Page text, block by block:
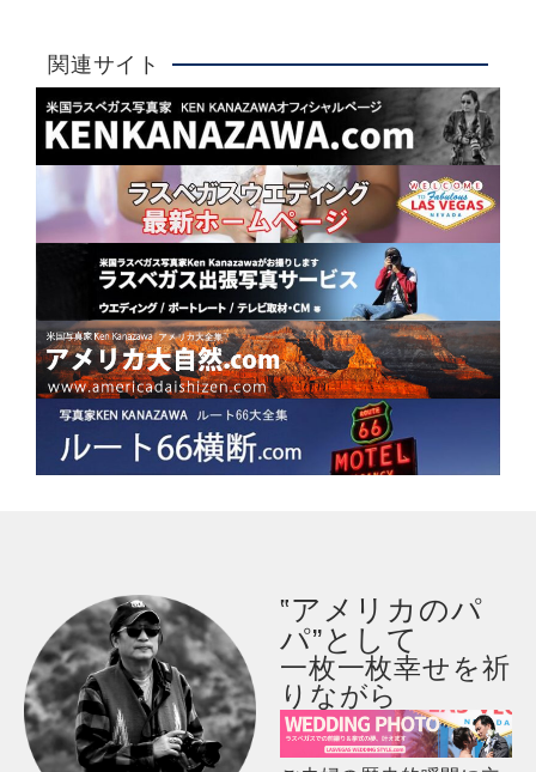
大人気！
関連サイト
‟アメリカのパ
パ”として
一枚一枚幸せを祈
りながら